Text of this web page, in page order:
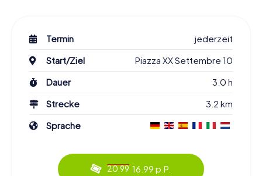
Termin
jederzeit
Start/Ziel
Piazza XX Settembre 10
Dauer
3.0 h
Strecke
3.2 km
Sprache
20.99 16.99 p.P.